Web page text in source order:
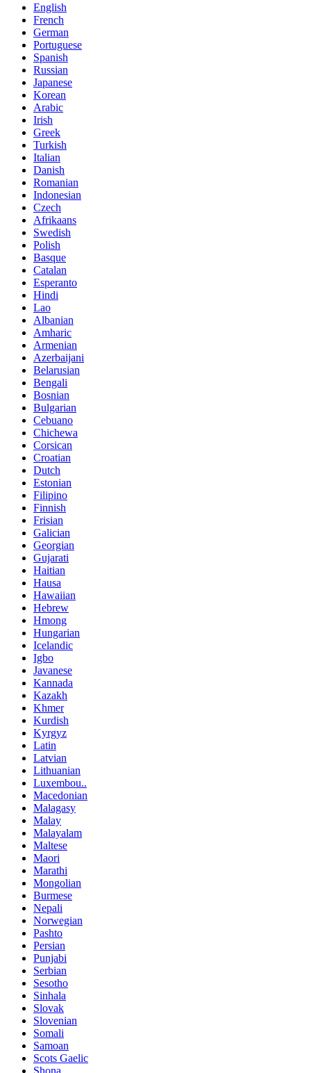
English
French
German
Portuguese
Spanish
Russian
Japanese
Korean
Arabic
Irish
Greek
Turkish
Italian
Danish
Romanian
Indonesian
Czech
Afrikaans
Swedish
Polish
Basque
Catalan
Esperanto
Hindi
Lao
Albanian
Amharic
Armenian
Azerbaijani
Belarusian
Bengali
Bosnian
Bulgarian
Cebuano
Chichewa
Corsican
Croatian
Dutch
Estonian
Filipino
Finnish
Frisian
Galician
Georgian
Gujarati
Haitian
Hausa
Hawaiian
Hebrew
Hmong
Hungarian
Icelandic
Igbo
Javanese
Kannada
Kazakh
Khmer
Kurdish
Kyrgyz
Latin
Latvian
Lithuanian
Luxembou..
Macedonian
Malagasy
Malay
Malayalam
Maltese
Maori
Marathi
Mongolian
Burmese
Nepali
Norwegian
Pashto
Persian
Punjabi
Serbian
Sesotho
Sinhala
Slovak
Slovenian
Somali
Samoan
Scots Gaelic
Shona